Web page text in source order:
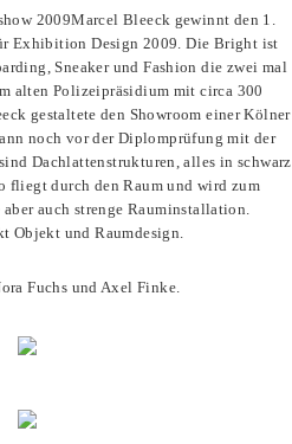
2009Marcel Bleeck gewinnt den 1.
Exhibition Design 2009. Die Bright ist
Sneaker und Fashion die zwei mal
alten Polizeipräsidium mit circa 300
gestaltete den Showroom einer Kölner
noch vor der Diplomprüfung mit der
Dachlattenstrukturen, alles in schwarz
fliegt durch den Raum und wird zum
auch strenge Rauminstallation.
Objekt und Raumdesign.
Fuchs und Axel Finke.